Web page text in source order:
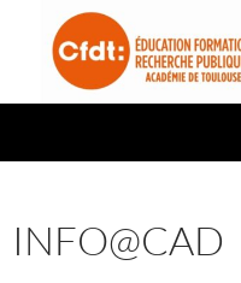
contenu
INFO@CAD